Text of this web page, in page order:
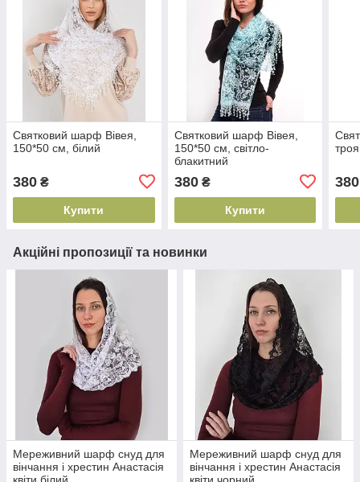
Святковий шарф Вівея,
150*50 см, білий
380 ₴
Купити
Святковий шарф Вівея,
150*50 см, світло-
блакитний
380₴
Купити
380
Акційні пропозиції та новинки
Мереживний шарф снуд для
вінчання і хрестин Анастасія
квіти білий
Мереживний шарф снуд для
вінчання і хрестин Анастасія
квіти чорний